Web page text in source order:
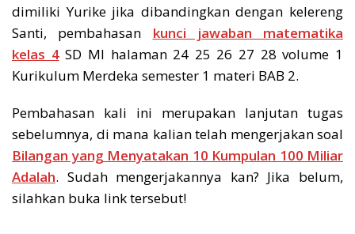
dimiliki Yurike jika dibandingkan dengan kelereng
Santi, pembahasan kunci jawaban matematika
kelas 4SD MI halaman 24 25 26 27 28 volume 1
Kurikulum Merdeka semester 1 materi BAB 2.
Pembahasan kali ini merupakan lanjutan tugas
sebelumnya, di mana kalian telah mengerjakan soal
Bilangan yang Menyatakan 10 Kumpulan 100 Miliar
Adalah. Sudah mengerjakannya kan? Jika belum,
silahkan buka link tersebut!